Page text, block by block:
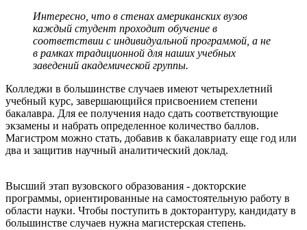
Интересно, что в стенах американских вузов
каждый студент проходит обучение в
соответствии с индивидуальной программой, а не
в рамках традиционной для наших учебных
заведений академической группы.
Колледжи в большинстве случаев имеют четырехлетний
учебный курс, завершающийся присвоением степени
бакалавра. Для ее получения надо сдать соответствующие
экзамены и набрать определенное количество баллов.
Магистром можно стать, добавив к бакалавриату еще год или
два и защитив научный аналитический доклад.
Высший этап вузовского образования - докторские
программы, ориентированные на самостоятельную работу в
области науки. Чтобы поступить в докторантуру, кандидату в
большинстве случаев нужна магистерская степень.